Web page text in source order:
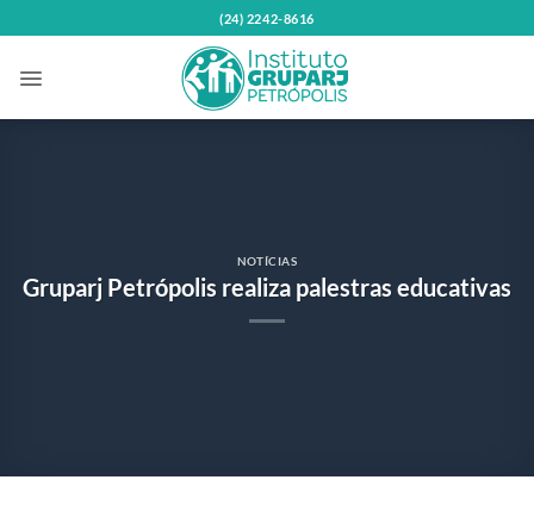
to
(24) 2242-8616
NOTÍCIAS
Gruparj Petrópolis realiza palestras educativas